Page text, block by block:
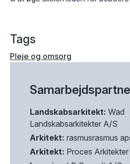
Tags
Pleje og omsorg
Landskabsarkitekt: Wad
Landskabsarkitekter A/S
Arkitekt: rasmusrasmus
Arkitekt: Proces